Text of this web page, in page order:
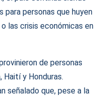
para personas que huyen
las crisis económicas en
de personas
Haití y Honduras.
señalado que, pese a la